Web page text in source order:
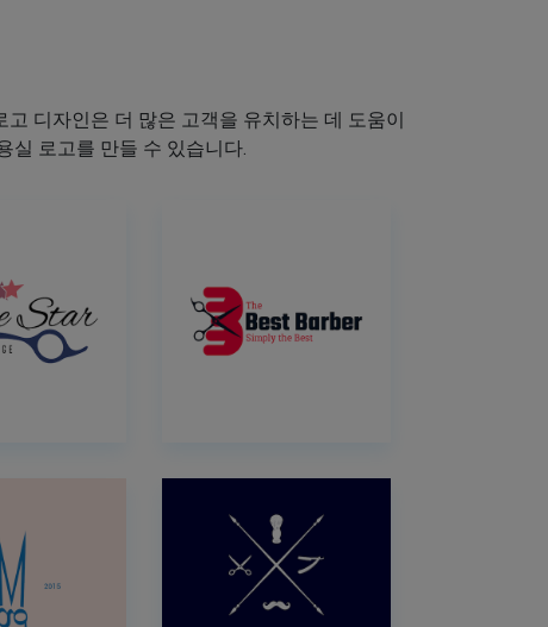
디자인은 더 많은 고객을 유치하는 데 도움이
실 로고를 만들 수 있습니다.